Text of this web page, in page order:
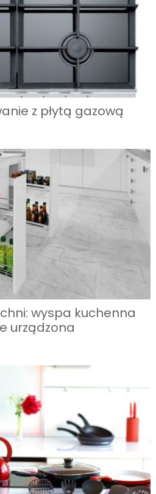
z płytą gazową
wyspa kuchenna
urządzona